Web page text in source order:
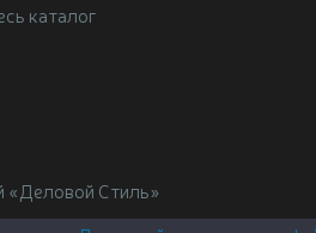
каталог
«Деловой Стиль»